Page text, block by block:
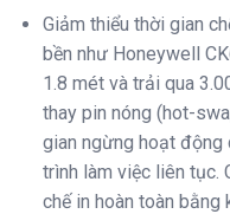
Giảm thiểu thời gian
bền như Honeywell
1.8 mét và trải qua
thay pin nóng (hot-
gian ngừng hoạt động
trình làm việc liên tục.
chế in hoàn toàn